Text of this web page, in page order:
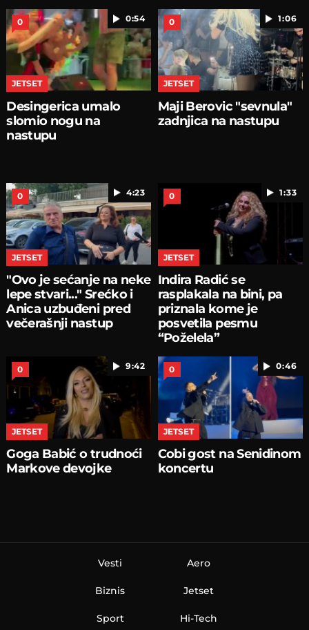
0:54
0
JETSET
Desingerica umalo
slomio nogu na
nastupu
1:06
0
JETSET
Maji Berovic "sevnula"
zadnjica na nastupu
4:23
0
JETSET
"Ovo je sećanje na neke
lepe stvari..." Srećko i
Anica uzbuđeni pred
večerašnji nastup
1:33
0
JETSET
Indira Radić se
rasplakala na bini, pa
priznala kome je
posvetila pesmu
“Poželela”
9:42
0
JETSET
Goga Babić o trudnoći
Markove devojke
0:46
0
JETSET
Cobi gost na Senidinom
koncertu
Vesti
Biznis
Sport
Aero
Jetset
Hi-Tech